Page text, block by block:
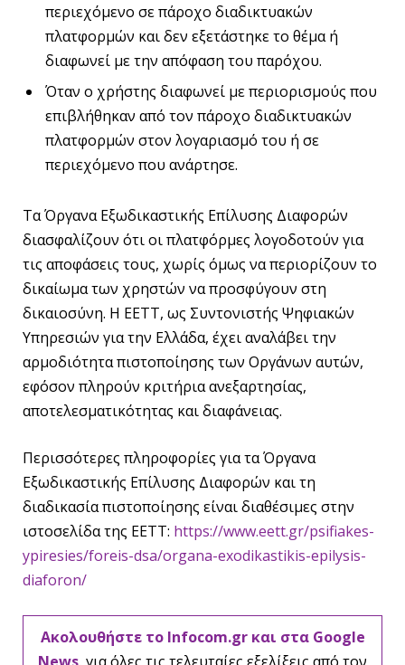
περιεχόμενο σε πάροχο διαδικτυακών
πλατφορμών και δεν εξετάστηκε το θέμα ή
διαφωνεί με την απόφαση του παρόχου.
Όταν ο χρήστης διαφωνεί με περιορισμούς που
επιβλήθηκαν από τον πάροχο διαδικτυακών
πλατφορμών στον λογαριασμό του ή σε
περιεχόμενο που ανάρτησε.
Τα Όργανα Εξωδικαστικής Επίλυσης Διαφορών
διασφαλίζουν ότι οι πλατφόρμες λογοδοτούν για
τις αποφάσεις τους, χωρίς όμως να περιορίζουν το
δικαίωμα των χρηστών να προσφύγουν στη
δικαιοσύνη. Η ΕΕΤΤ, ως Συντονιστής Ψηφιακών
Υπηρεσιών για την Ελλάδα, έχει αναλάβει την
αρμοδιότητα πιστοποίησης των Οργάνων αυτών,
εφόσον πληρούν κριτήρια ανεξαρτησίας,
αποτελεσματικότητας και διαφάνειας.
Περισσότερες πληροφορίες για τα Όργανα
Εξωδικαστικής Επίλυσης Διαφορών και τη
διαδικασία πιστοποίησης είναι διαθέσιμες στην
ιστοσελίδα της ΕΕΤΤ: https://www.eett.gr/psifiakes-
ypiresies/foreis-dsa/organa-exodikastikis-epilysis-
diaforon/
Ακολουθήστε το Infocom.gr και στα Google
News, για όλες τις τελευταίες εξελίξεις από τον